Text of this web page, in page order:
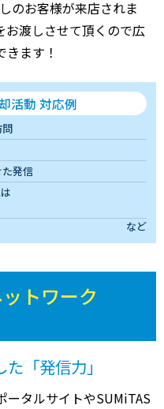
のお客様が来店されま
お渡しさせて頂くので広
ます！
活動 対応例
問
発信
など
トワーク
「発信力」
ータルサイトやSUMiTAS